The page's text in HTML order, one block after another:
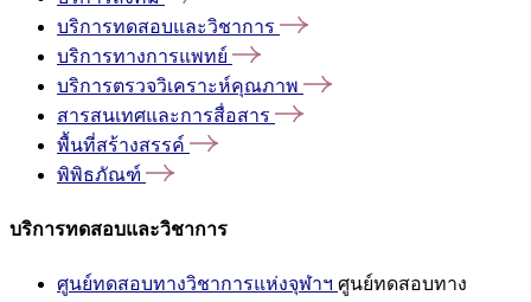
บริการทดสอบและวิชาการ
บริการทางการแพทย์
บริการตรวจวิเคราะห์คุณภาพ
สารสนเทศและการสื่อสาร
พื้นที่สร้างสรรค์
พิพิธภัณฑ์
บริการทดสอบและวิชาการ
ศูนย์ทดสอบทางวิชาการแห่งจุฬาฯ ศูนย์ทดสอบทาง